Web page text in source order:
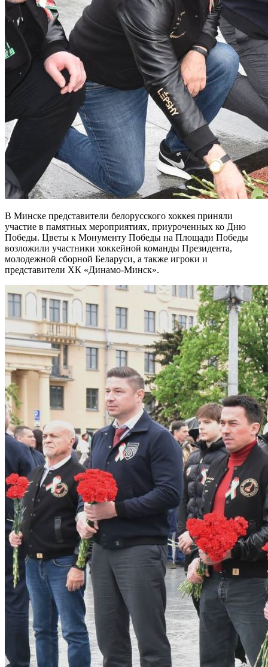
В Минске представители белорусского хоккея приняли
участие в памятных мероприятиях, приуроченных ко Дню
Победы. Цветы к Монументу Победы на Площади Победы
возложили участники хоккейной команды Президента,
молодежной сборной Беларуси, а также игроки и
представители ХК «Динамо‑Минск».